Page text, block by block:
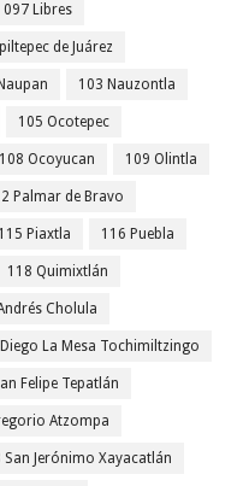
097 Libres
de Juárez
103 Nauzontla
105 Ocotepec
108 Ocoyucan 109 Olintla
Palmar de Bravo
115 Piaxtla 116 Puebla
118 Quimixtlán
Cholula
La Mesa Tochimiltzingo
Felipe Tepatlán
Atzompa
San Jerónimo Xayacatlán